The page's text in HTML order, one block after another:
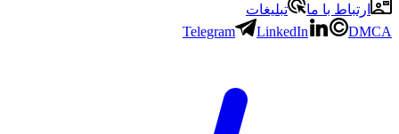
ارتباط با ما
تبلیغات
Telegram
LinkedIn DMCA